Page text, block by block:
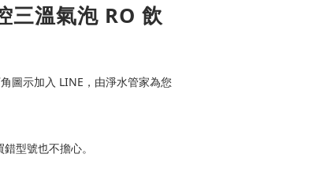
三溫氣泡 RO 飲
圖示加入 LINE，由淨水管家為您
型號也不擔心。